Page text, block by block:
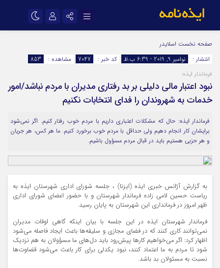
اینستاگرام
سروش
ایتا
آپارات
اپلیکیشن رمز عبور
مرا به خاطر بسپار
صفحه نخست اسلایدر
انتشار :
نوامبر 9, 2019 - 6:39 ب.ظ کد خبر : 7047 مشاهده :
853
فرماندار ایذه:
نبود اعتبار مالی دلیلی بر بد رفتاری مدیران با مردم نباشد/امور
خدمات به شهروندان را فدای انتخابات نکنیم
فرماندار ایذه: حال که مشکلات اعتباری داریم با مردم خوب رفتار کنیم. اگر نمی‌شود
برایشان کار انجام دهیم ولی حداقل با مردم خوب برخورد کنیم. ما هر کس، هر جریان
و هر حزبی هستیم باید در قبال مردم مسؤول باشیم.
به گزارش آژانس خبری ایذه (ایزنا) ، جلسه شورای اداری شهرستان ایذه به
ریاست حسین لامی زاده فرماندار شهرستان و با حضور اعضای شورای اداری
ظهر امروز در فرمانداری این شهرستان به پایان رسید.
فرماندار شهرستان ایذه در این جلسه با بیان اینکه گاهی اوقات مدیران
نمی‌توانند کاری کنند که در فضای مجازی و سلیقه‌ها باعث ایجاد فاصله می‌شود
اظهار کرد: اگر می‌خواهیم کارها پیش‌رود باید دل‌های ما مسؤولان به هم نزدیک
شود تا مردم به ما اعتماد کنند، نبود یکدلی برای کار باعث می‌شود قضاوت‌ها
نسبت به مسئولان بد باشد.